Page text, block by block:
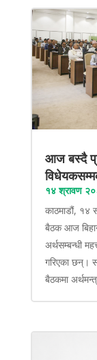
आज बस्दै
१४ श्रावण
काठमाडौं, १४
बैठक आज
अर्थसम्बन्धी
गरिएका छन्।
बैठकमा